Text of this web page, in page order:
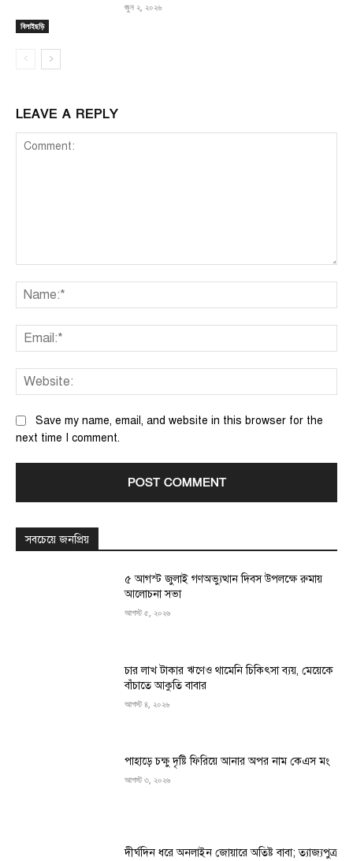
বিলাইছড়ি
জুন ২, ২০২৬
LEAVE A REPLY
Save my name, email, and website in this browser for the
next time I comment.
সবচেয়ে জনপ্রিয়
৫ আগস্ট জুলাই গণঅভ্যুত্থান দিবস উপলক্ষে রুমায়
আলোচনা সভা
আগস্ট ৫, ২০২৬
চার লাখ টাকার ঋণেও থামেনি চিকিৎসা ব্যয়, মেয়েকে
বাঁচাতে আকুতি বাবার
আগস্ট ৪, ২০২৬
পাহাড়ে চক্ষু দৃষ্টি ফিরিয়ে আনার অপর নাম কেএস মং
আগস্ট ৩, ২০২৬
দীর্ঘদিন ধরে অনলাইন জোয়ারে অতিষ্ট বাবা; ত্যাজ্যপুত্র